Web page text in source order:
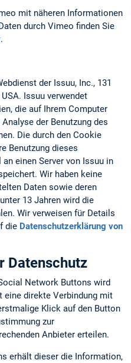
mit näheren Informationen
durch Vimeo finden Sie
.
der Issuu, Inc., 131
Issuu verwendet
die auf Ihrem Computer
der Benutzung des
Die durch den Cookie
Benutzung dieses
einen Server von Issuu in
Wir haben keine
Daten sowie deren
13 Jahren wird die
Wir verweisen für Details
die Datenschutzerklärung von
Datenschutz
Network Buttons wird
eine direkte Verbindung mit
Klick auf den Button
zur
Anbieter erteilen.
erhält dieser die Information,